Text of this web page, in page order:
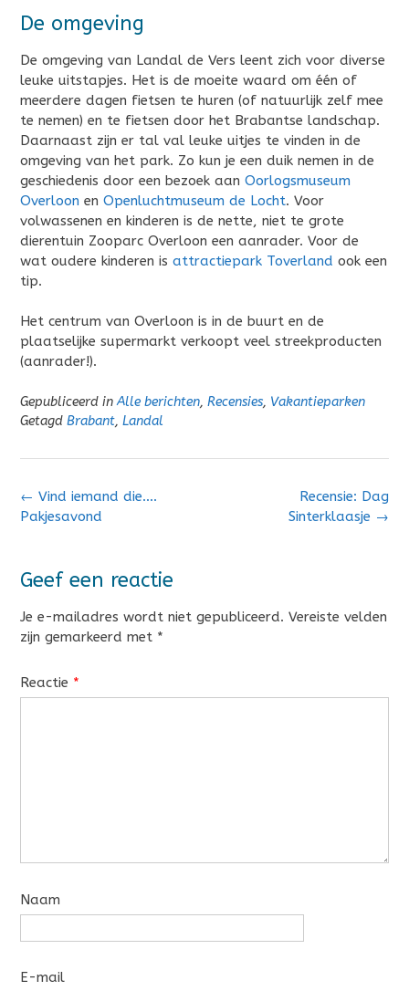
De omgeving
De omgeving van Landal de Vers leent zich voor diverse
leuke uitstapjes. Het is de moeite waard om één of
meerdere dagen fietsen te huren (of natuurlijk zelf mee
te nemen) en te fietsen door het Brabantse landschap.
Daarnaast zijn er tal val leuke uitjes te vinden in de
omgeving van het park. Zo kun je een duik nemen in de
geschiedenis door een bezoek aan Oorlogsmuseum
Overloon en Openluchtmuseum de Locht. Voor
volwassenen en kinderen is de nette, niet te grote
dierentuin Zooparc Overloon een aanrader. Voor de
wat oudere kinderen is attractiepark Toverland ook een
tip.
Het centrum van Overloon is in de buurt en de
plaatselijke supermarkt verkoopt veel streekproducten
(aanrader!).
Gepubliceerd inAlle berichten, Recensies, Vakantieparken
Getagd Brabant, Landal
Bericht
navigatie
Recensie: Dag
Sinterklaasje →
← Vind iemand die….
Pakjesavond
Geef een reactie
Je e-mailadres wordt niet gepubliceerd. Vereiste velden
zijn gemarkeerd met *
Reactie *
Naam
E-mail